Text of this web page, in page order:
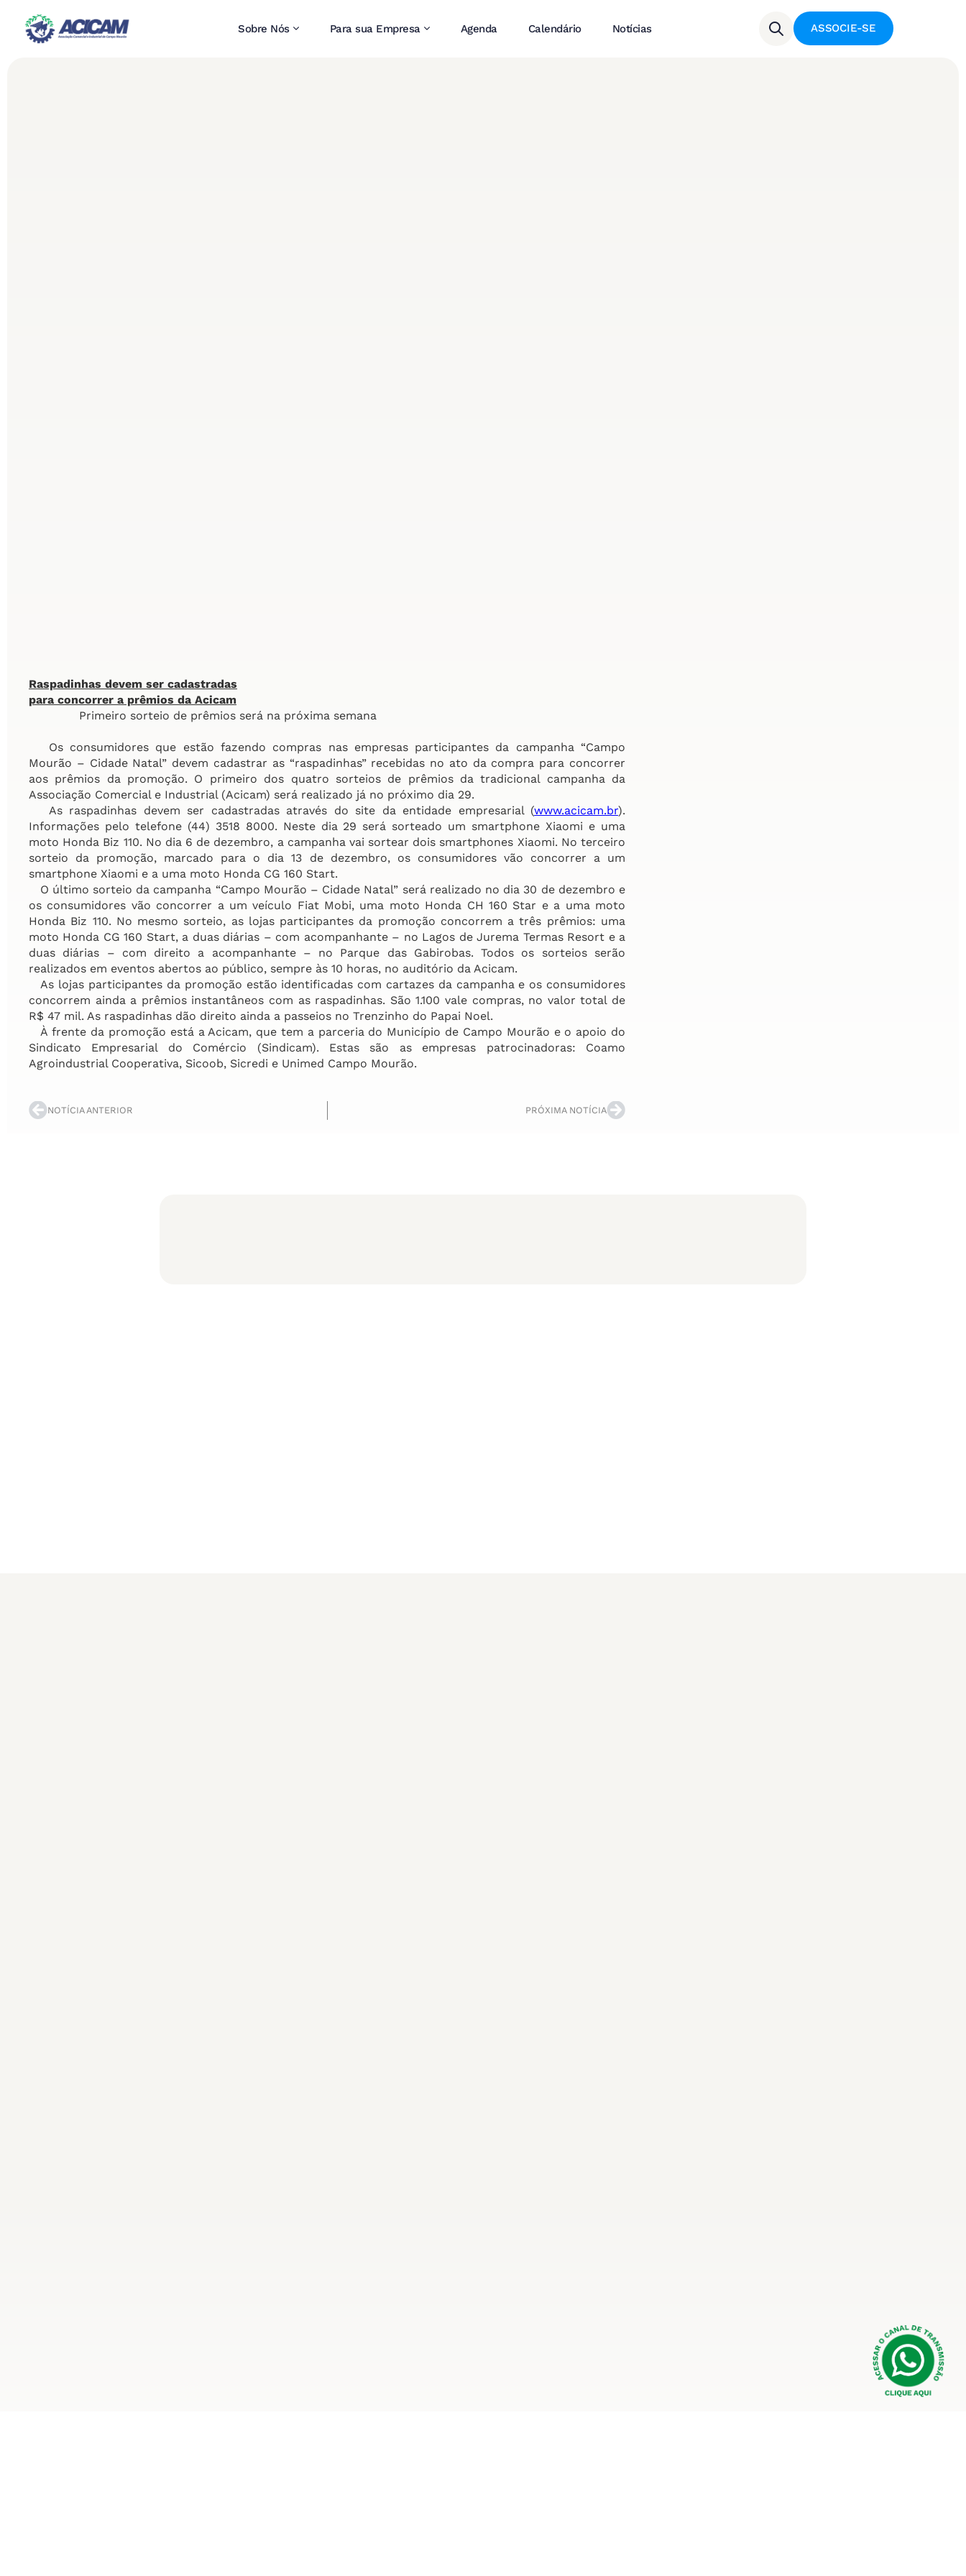
Sobre Nós Para sua Empresa Agenda Calendário Notícias ASSOCIE-SE
Raspadinhas devem ser cadastradas
para concorrer a prêmios da Acicam
Primeiro sorteio de prêmios será na próxima semana
Os consumidores que estão fazendo compras nas empresas participantes da campanha “Campo
Mourão – Cidade Natal” devem cadastrar as “raspadinhas” recebidas no ato da compra para concorrer
aos prêmios da promoção. O primeiro dos quatro sorteios de prêmios da tradicional campanha da
Associação Comercial e Industrial (Acicam) será realizado já no próximo dia 29.
As raspadinhas devem ser cadastradas através do site da entidade empresarial (www.acicam.br).
Informações pelo telefone (44) 3518 8000. Neste dia 29 será sorteado um smartphone Xiaomi e uma
moto Honda Biz 110. No dia 6 de dezembro, a campanha vai sortear dois smartphones Xiaomi. No terceiro
sorteio da promoção, marcado para o dia 13 de dezembro, os consumidores vão concorrer a um
smartphone Xiaomi e a uma moto Honda CG 160 Start.
O último sorteio da campanha “Campo Mourão – Cidade Natal” será realizado no dia 30 de dezembro e
os consumidores vão concorrer a um veículo Fiat Mobi, uma moto Honda CH 160 Star e a uma moto
Honda Biz 110. No mesmo sorteio, as lojas participantes da promoção concorrem a três prêmios: uma
moto Honda CG 160 Start, a duas diárias – com acompanhante – no Lagos de Jurema Termas Resort e a
duas diárias – com direito a acompanhante – no Parque das Gabirobas. Todos os sorteios serão
realizados em eventos abertos ao público, sempre às 10 horas, no auditório da Acicam.
As lojas participantes da promoção estão identificadas com cartazes da campanha e os consumidores
concorrem ainda a prêmios instantâneos com as raspadinhas. São 1.100 vale compras, no valor total de
R$ 47 mil. As raspadinhas dão direito ainda a passeios no Trenzinho do Papai Noel.
À frente da promoção está a Acicam, que tem a parceria do Município de Campo Mourão e o apoio do
Sindicato Empresarial do Comércio (Sindicam). Estas são as empresas patrocinadoras: Coamo
Agroindustrial Cooperativa, Sicoob, Sicredi e Unimed Campo Mourão.
NOTÍCIA ANTERIOR PRÓXIMA NOTÍCIA